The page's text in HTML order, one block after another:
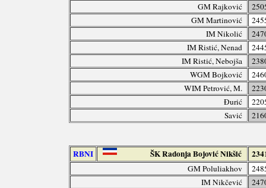
GM Rajković
GM Martinović
IM Nikolić
IM Ristić, Nenad
IM Ristić, Nebojša
WGM Bojković
WIM Petrović, M.
Đurić
Savić
RBNI ŠK Radonja Bojović Nikšić
GM Poluliakhov
IM Nikčević